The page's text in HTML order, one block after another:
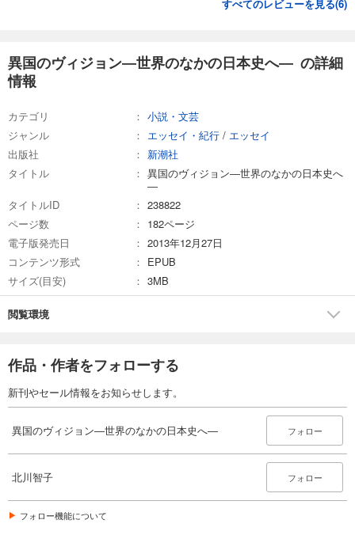
すべてのレビューを見る(6)
異国のヴィジョン―世界のなかの日本史へ― の詳細
情報
カテゴリ
小説・文芸
ジャンル
エッセイ・紀行 / エッセイ
出版社
新潮社
タイトル
異国のヴィジョン―世界のなかの日本史へ
―
タイトルID
238822
ページ数
182ページ
電子版発売日
2013年12月27日
コンテンツ形式
EPUB
サイズ(目安)
3MB
閲覧環境
作品・作者をフォローする
新刊やセール情報をお知らせします。
異国のヴィジョン―世界のなかの日本史へ― フォロー
北川智子 フォロー
フォロー機能について